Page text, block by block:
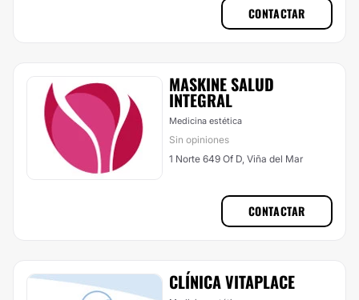
CONTACTAR
MASKINE SALUD
INTEGRAL
Medicina estética
Sin opiniones
1 Norte 649 Of D, Viña del Mar
CONTACTAR
CLÍNICA VITAPLACE